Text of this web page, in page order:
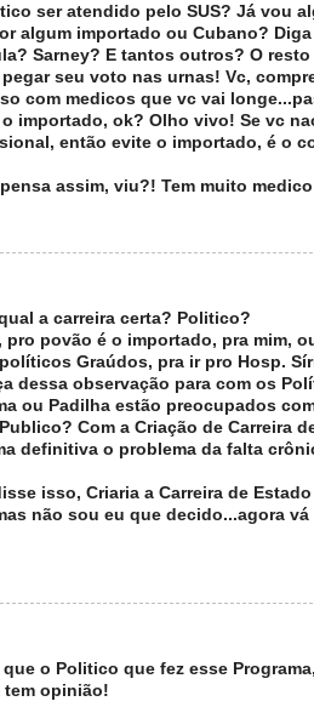
ser atendido pelo SUS? Já vou
algum importado ou Cubano?
Sarney? E tantos outros? O
seu voto nas urnas! Vc,
com medicos que vc vai
importado, ok? Olho vivo! Se vc
então evite o importado, é o
assim, viu?! Tem muito
a carreira certa? Politico?
povão é o importado, pra mim,
Graúdos, pra ir pro Hosp.
dessa observação para com os
ou Padilha estão preocupados
Com a Criação de Carreira
definitiva o problema da falta
isso, Criaria a Carreira de
não sou eu que decido...agora
o Politico que fez esse
tem opinião!